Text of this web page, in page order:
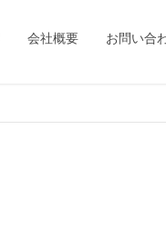
会社概要 お問い合